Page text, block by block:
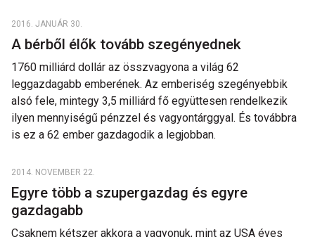
2016. JANUÁR 30.
A bérből élők tovább szegényednek
1760 milliárd dollár az összvagyona a világ 62
leggazdagabb emberének. Az emberiség szegényebbik
alsó fele, mintegy 3,5 milliárd fő együttesen rendelkezik
ilyen mennyiségű pénzzel és vagyontárggyal. És továbbra
is ez a 62 ember gazdagodik a legjobban.
2014. NOVEMBER 22.
Egyre több a szupergazdag és egyre
gazdagabb
Csaknem kétszer akkora a vagyonuk, mint az USA éves